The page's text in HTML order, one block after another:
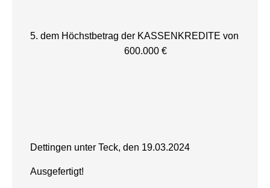
5. dem Höchstbetrag der KASSENKREDITE von
600.000 €
Dettingen unter Teck, den 19.03.2024
Ausgefertigt!